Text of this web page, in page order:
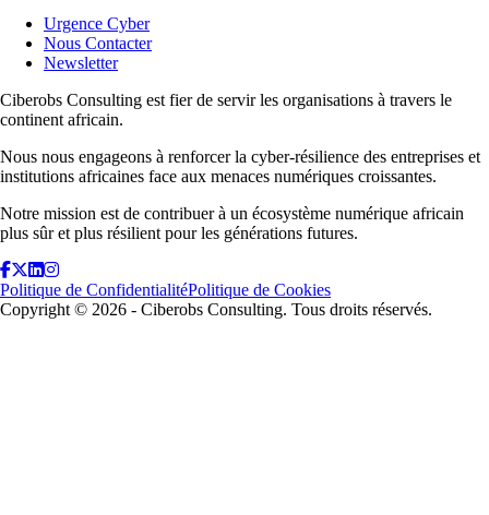
Urgence Cyber
Nous Contacter
Newsletter
Ciberobs Consulting est fier de servir les organisations à travers le
continent africain.
Nous nous engageons à renforcer la cyber-résilience des entreprises et
institutions africaines face aux menaces numériques croissantes.
Notre mission est de contribuer à un écosystème numérique africain
plus sûr et plus résilient pour les générations futures.
Politique de ConfidentialitéPolitique de Cookies
Copyright © 2026 - Ciberobs Consulting. Tous droits réservés.